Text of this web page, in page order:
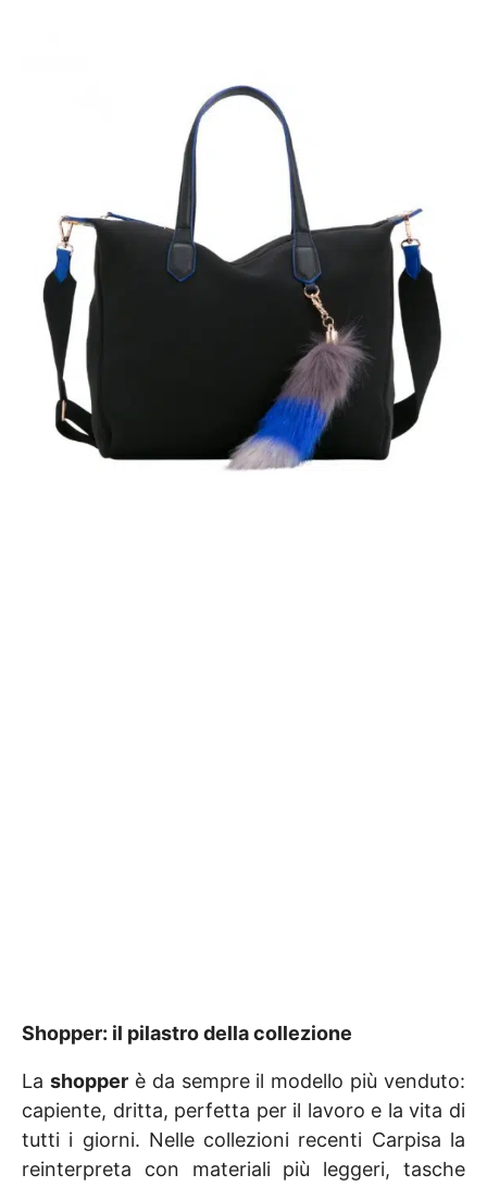
Shopper: il pilastro della collezione
La shopperè da sempre il modello più venduto:
capiente, dritta, perfetta per il lavoro e la vita di
tutti i giorni. Nelle collezioni recenti Carpisa la
reinterpreta con materiali più leggeri, tasche